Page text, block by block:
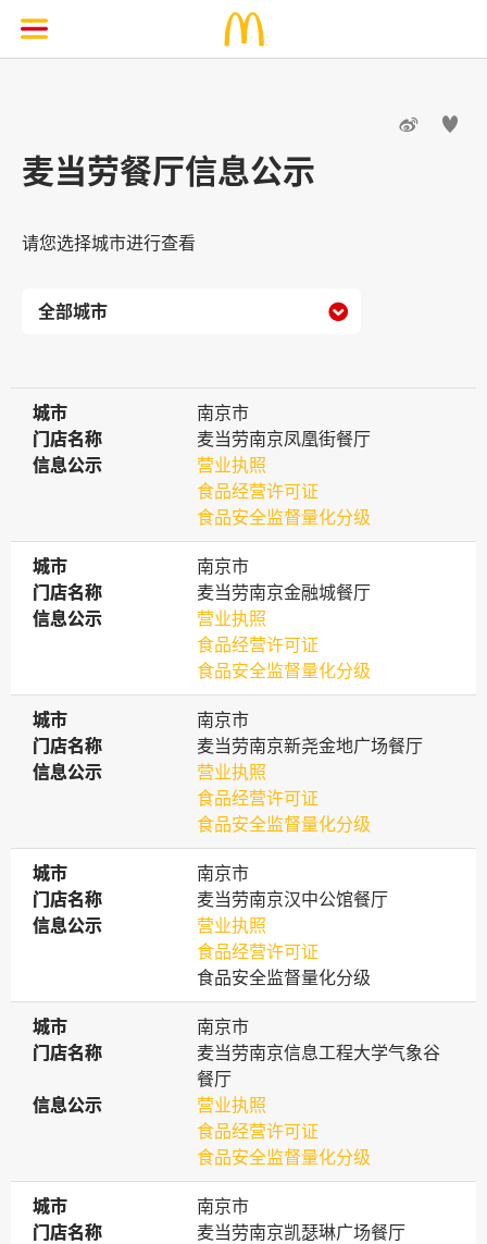
 
麦当劳餐厅信息公示
请您选择城市进行查看

城市
城市
南京市
门店名称
门店名称
麦当劳南京凤凰街餐厅
信息公示
信息公示
营业执照
食品经营许可证
食品安全监督量化分级
城市
城市
南京市
门店名称
门店名称
麦当劳南京金融城餐厅
信息公示
信息公示
营业执照
食品经营许可证
食品安全监督量化分级
城市
城市
南京市
门店名称
门店名称
麦当劳南京新尧金地广场餐厅
信息公示
信息公示
营业执照
食品经营许可证
食品安全监督量化分级
城市
城市
南京市
门店名称
门店名称
麦当劳南京汉中公馆餐厅
信息公示
信息公示
营业执照
食品经营许可证
食品安全监督量化分级
城市
城市
南京市
门店名称
门店名称
麦当劳南京信息工程大学气象谷
餐厅
信息公示
信息公示
营业执照
食品经营许可证
食品安全监督量化分级
城市
城市
南京市
门店名称
门店名称
麦当劳南京凯瑟琳广场餐厅